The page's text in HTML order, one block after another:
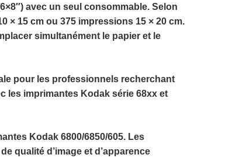
avec un seul consommable. Selon
× 15 cm ou 375 impressions 15 × 20 cm.
simultanément le papier et le
pour les professionnels recherchant
les imprimantes Kodak série 68xx et
Kodak 6800/6850/605. Les
qualité d’image et d’apparence